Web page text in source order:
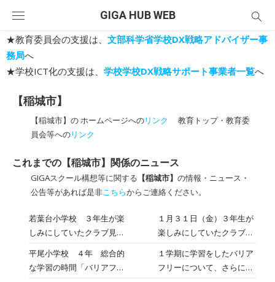
content
GIGA HUB WEB
★教育委員会の支援は、 文部科学省学校DX戦略アドバイザー事
務局へ
★学校ICT化の支援は、 学校学校DX戦略サポート事業者一覧へ
【稲城市】
【稲城市】の ホームページへのリンク
教育トップ・教育委
員会等へのリンク
これまでの【稲城市】関係のニュース
GIGAスクール構想等に関する 【稲城市】 の情報・ニュース・
公告等があれば是非こちらからご連絡ください。
若葉台小学校 ３年生が楽
しみにしていたクラブ見学
１月３１日（金）３年生が
楽しみにしていたクラブ見
子を直接見た児童は、「ど
のクラブにしようか迷う
平尾小学校 ４年 総合的
な学習の時間「バリアフリ
１学期に学習をしたバリア
フリーについて、さらに自